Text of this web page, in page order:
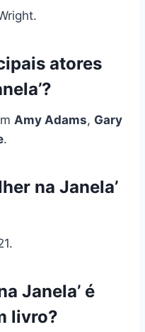
atores
Amy Adams, Gary
.
na Janela’
Janela’ é
livro?